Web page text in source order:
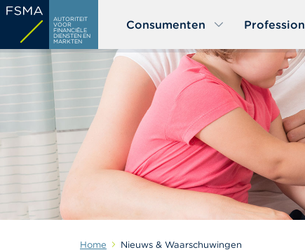
Overslaan
naar
gaan
AUTORITEIT
VOOR
FINANCIËLE
DIENSTEN EN
MARKTEN
Consumenten
Home Nieuws & Waarschuwingen